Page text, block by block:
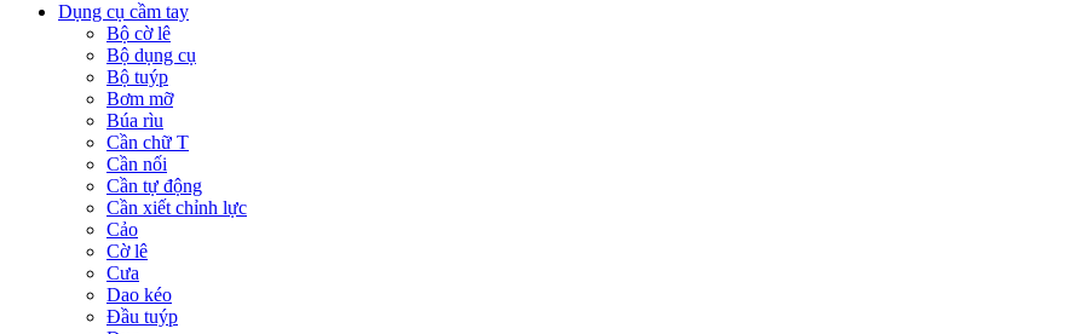
Dụng cụ cầm tay
Bộ cờ lê
Bộ dụng cụ
Bộ tuýp
Bơm mỡ
Búa rìu
Cần chữ T
Cần nối
Cần tự động
Cần xiết chỉnh lực
Cảo
Cờ lê
Cưa
Dao kéo
Đầu tuýp